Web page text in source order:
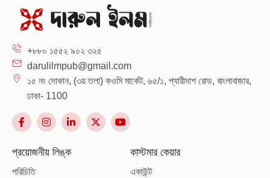
+৮৮০ ১৫৫২ ৯০২ ৩২৫
darulilmpub@gmail.com
১৫ নং দোকান, (৩য় তলা) কওমি মার্কেট, ৬৫/১, প্যারীদাশ রোড, বাংলাবাজার,
ঢাকা- 1100
প্রয়োজনীয় লিঙ্ক
পরিচিতি
কাস্টমার কেয়ার
একাউন্ট